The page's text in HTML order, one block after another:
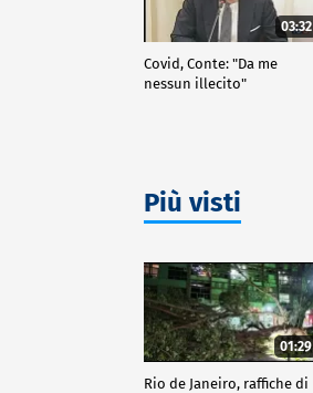
03:32
Covid, Conte: "Da me
nessun illecito"
Più visti
01:29
Rio de Janeiro, raffiche di